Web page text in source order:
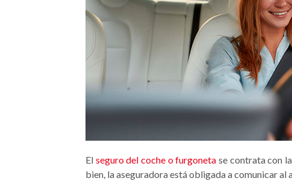
El seguro del coche o furgoneta se contrata con
bien, la aseguradora está obligada a comunicar al